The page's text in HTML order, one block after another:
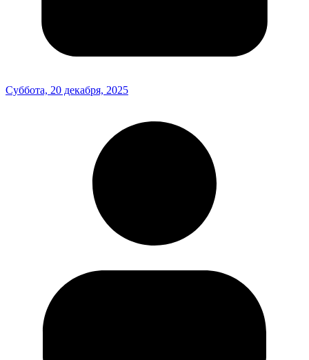
Суббота, 20 декабря, 2025